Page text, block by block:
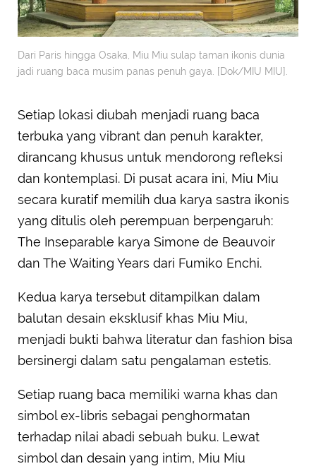
Dari Paris hingga Osaka, Miu Miu sulap taman ikonis dunia
jadi ruang baca musim panas penuh gaya. [Dok/MIU MIU].
Setiap lokasi diubah menjadi ruang baca
terbuka yang vibrant dan penuh karakter,
dirancang khusus untuk mendorong refleksi
dan kontemplasi. Di pusat acara ini, Miu Miu
secara kuratif memilih dua karya sastra ikonis
yang ditulis oleh perempuan berpengaruh:
The Inseparable karya Simone de Beauvoir
dan The Waiting Years dari Fumiko Enchi.
Kedua karya tersebut ditampilkan dalam
balutan desain eksklusif khas Miu Miu,
menjadi bukti bahwa literatur dan fashion bisa
bersinergi dalam satu pengalaman estetis.
Setiap ruang baca memiliki warna khas dan
simbol ex-libris sebagai penghormatan
terhadap nilai abadi sebuah buku. Lewat
simbol dan desain yang intim, Miu Miu